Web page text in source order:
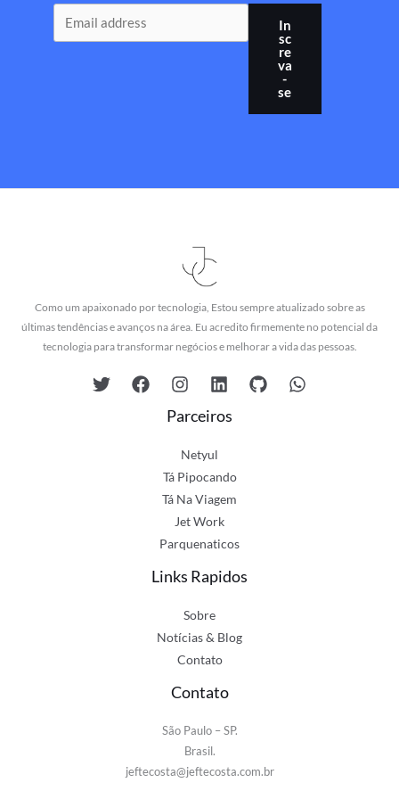
In
sc
re
va
-
se
Como um apaixonado por tecnologia, Estou sempre atualizado sobre as
últimas tendências e avanços na área. Eu acredito firmemente no potencial da
tecnologia para transformar negócios e melhorar a vida das pessoas.
Parceiros
Netyul
Tá Pipocando
Tá Na Viagem
Jet Work
Parquenaticos
Links Rapidos
Sobre
Notícias & Blog
Contato
Contato
São Paulo – SP.
Brasil.
jeftecosta@jeftecosta.com.br